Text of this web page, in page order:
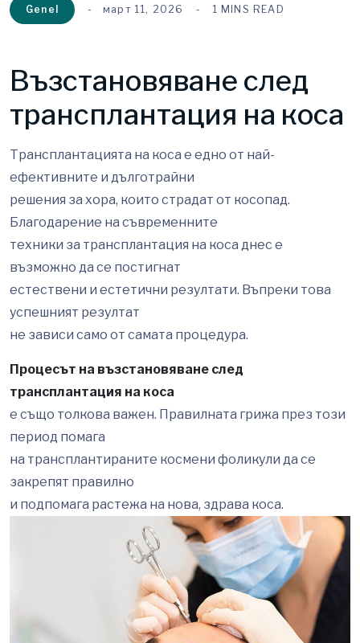
Genel март 11, 2026 1 MINS READ
Възстановяване след
трансплантация на коса
Трансплантацията на коса е едно от най-
ефективните и дълготрайни
решения за хора, които страдат от косопад.
Благодарение на съвременните
техники за трансплантация на коса днес е
възможно да се постигнат
естествени и естетични резултати. Въпреки това
успешният резултат
не зависи само от самата процедура.
Процесът на възстановяване след
трансплантация на коса
е също толкова важен. Правилната грижа през този
период помага
на трансплантираните космени фоликули да се
закрепят правилно
и подпомага растежа на нова, здрава коса.